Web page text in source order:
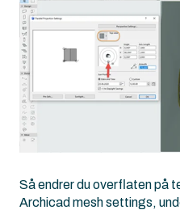
Så endrer du overflaten på
Archicad mesh settings,